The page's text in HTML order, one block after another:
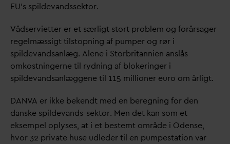
EU's spildevandssektor.
Vådservietter er et særligt stort problem og forårsager
regelmæssigt tilstopning af pumper og rør i
spildevandsanlæg. Alene i Storbritannien anslås
omkostningerne til rydning af blokeringer i
spildevandsanlæggene til 115 millioner euro om årligt.
DANVA er ikke bekendt med en beregning for den
danske spildevands-sektor. Men det kan som et
eksempel oplyses, at i et bestemt område i Odense,
hvor 32 private huse udleder til en pumpestation var